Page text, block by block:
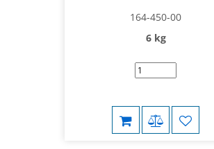
164-450-00
6 kg